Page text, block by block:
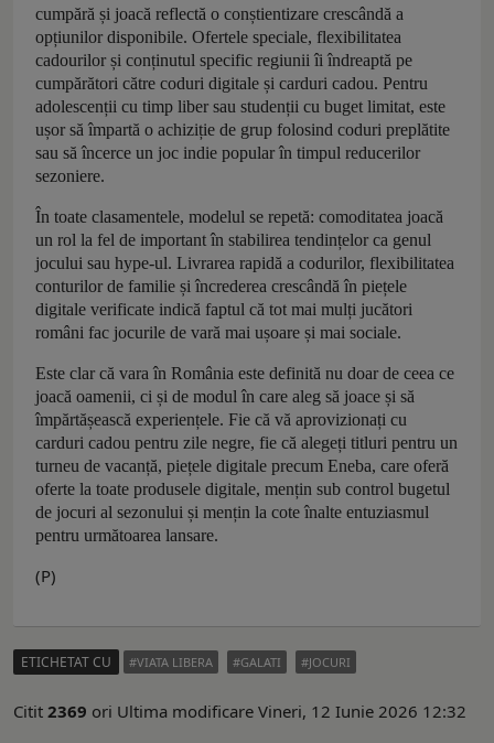
cumpără și joacă reflectă o conștientizare crescândă a
opțiunilor disponibile. Ofertele speciale, flexibilitatea
cadourilor și conținutul specific regiunii îi îndreaptă pe
cumpărători către coduri digitale și carduri cadou. Pentru
adolescenții cu timp liber sau studenții cu buget limitat, este
ușor să împartă o achiziție de grup folosind coduri preplătite
sau să încerce un joc indie popular în timpul reducerilor
sezoniere.
În toate clasamentele, modelul se repetă: comoditatea joacă
un rol la fel de important în stabilirea tendințelor ca genul
jocului sau hype-ul. Livrarea rapidă a codurilor, flexibilitatea
conturilor de familie și încrederea crescândă în piețele
digitale verificate indică faptul că tot mai mulți jucători
români fac jocurile de vară mai ușoare și mai sociale.
Este clar că vara în România este definită nu doar de ceea ce
joacă oamenii, ci și de modul în care aleg să joace și să
împărtășească experiențele. Fie că vă aprovizionați cu
carduri cadou pentru zile negre, fie că alegeți titluri pentru un
turneu de vacanță, piețele digitale precum Eneba, care oferă
oferte la toate produsele digitale, mențin sub control bugetul
de jocuri al sezonului și mențin la cote înalte entuziasmul
pentru următoarea lansare.
(P)
ETICHETAT CU VIATA LIBERA GALATI JOCURI
Citit 2369 ori Ultima modificare Vineri, 12 Iunie 2026 12:32